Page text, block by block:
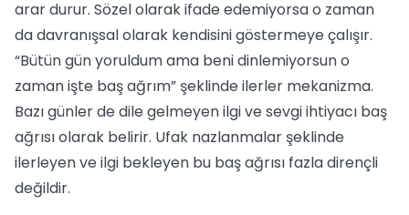
arar durur. Sözel olarak ifade edemiyorsa o zaman
da davranışsal olarak kendisini göstermeye çalışır.
“Bütün gün yoruldum ama beni dinlemiyorsun o
zaman işte baş ağrım” şeklinde ilerler mekanizma.
Bazı günler de dile gelmeyen ilgi ve sevgi ihtiyacı baş
ağrısı olarak belirir. Ufak nazlanmalar şeklinde
ilerleyen ve ilgi bekleyen bu baş ağrısı fazla dirençli
değildir.